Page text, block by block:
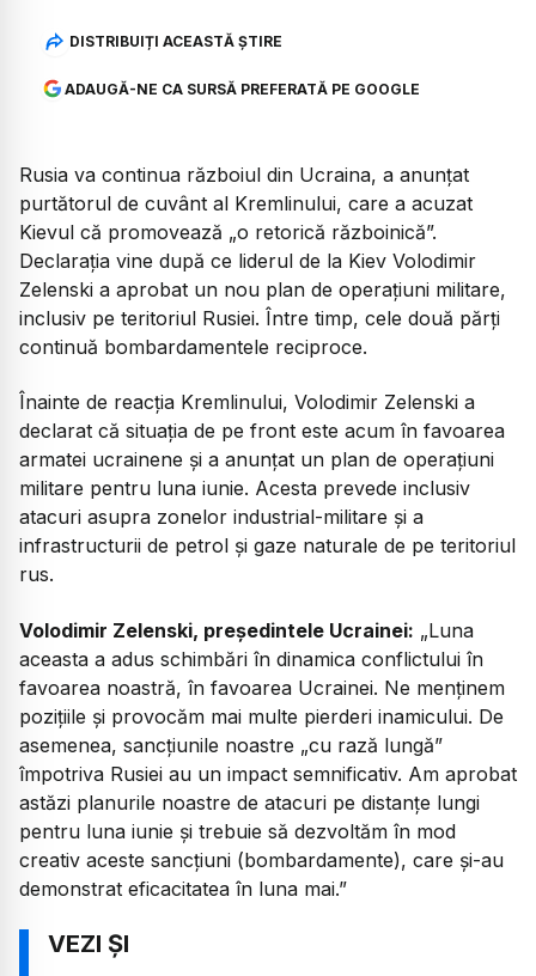
DISTRIBUIȚI ACEASTĂ ȘTIRE
ADAUGĂ-NE CA SURSĂ PREFERATĂ PE GOOGLE
Rusia va continua războiul din Ucraina, a anunțat
purtătorul de cuvânt al Kremlinului, care a acuzat
Kievul că promovează „o retorică războinică”.
Declarația vine după ce liderul de la Kiev Volodimir
Zelenski a aprobat un nou plan de operațiuni militare,
inclusiv pe teritoriul Rusiei. Între timp, cele două părți
continuă bombardamentele reciproce.
Înainte de reacția Kremlinului, Volodimir Zelenski a
declarat că situația de pe front este acum în favoarea
armatei ucrainene și a anunțat un plan de operațiuni
militare pentru luna iunie. Acesta prevede inclusiv
atacuri asupra zonelor industrial-militare și a
infrastructurii de petrol și gaze naturale de pe teritoriul
rus.
Volodimir Zelenski, președintele Ucrainei: „Luna
aceasta a adus schimbări în dinamica conflictului în
favoarea noastră, în favoarea Ucrainei. Ne menținem
pozițiile și provocăm mai multe pierderi inamicului. De
asemenea, sancțiunile noastre „cu rază lungă”
împotriva Rusiei au un impact semnificativ. Am aprobat
astăzi planurile noastre de atacuri pe distanțe lungi
pentru luna iunie și trebuie să dezvoltăm în mod
creativ aceste sancțiuni (bombardamente), care și-au
demonstrat eficacitatea în luna mai.”